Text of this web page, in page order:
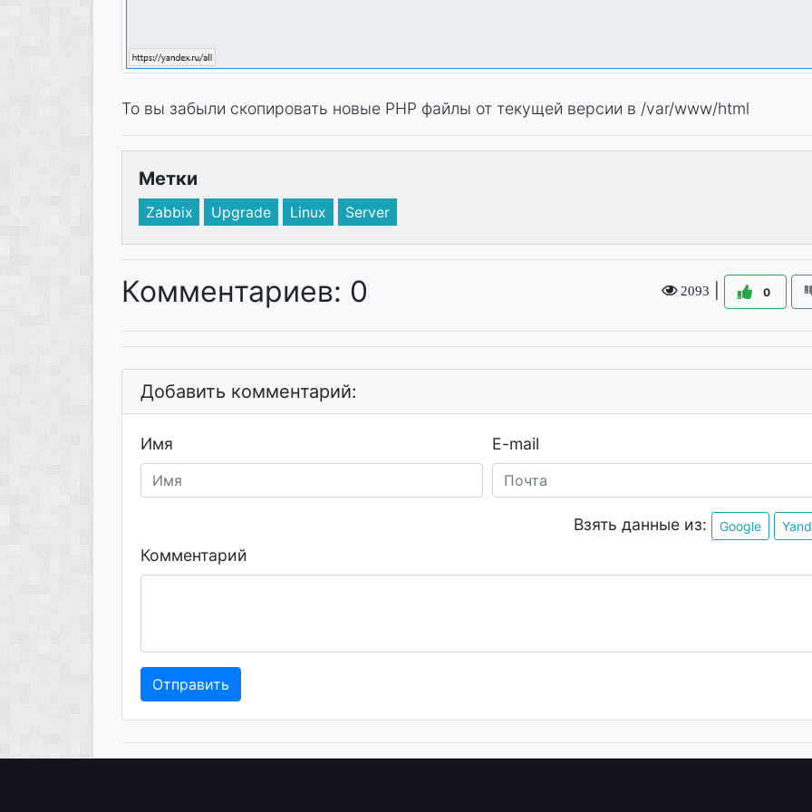
То вы забыли скопировать новые PHP файлы от текущей версии в /var/www/html
Метки
Zabbix Upgrade Linux Server
Комментариев: 0 2093 0
Добавить комментарий:
Имя E-mail
Взять данные из: Google
Комментарий
Отправить